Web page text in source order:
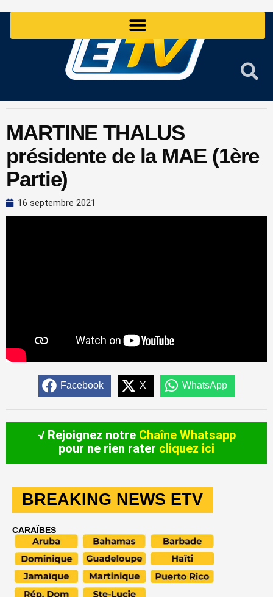
MARTINE THALUS
présidente de la MAE (1ère
Partie)
16 septembre 2021
Facebook X WhatsApp
√ Rejoignez notre Chaîne Whatsapp
pour ne rien rater cliquez ici
BREAKING NEWS ETV
CARAÏBES